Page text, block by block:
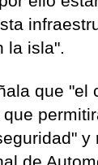
la isla".
que "el
de